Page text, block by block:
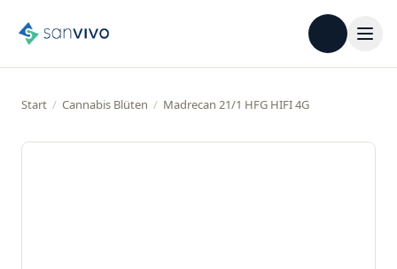
Start / Cannabis Blüten / Madrecan 21/1 HFG HIFI 4G